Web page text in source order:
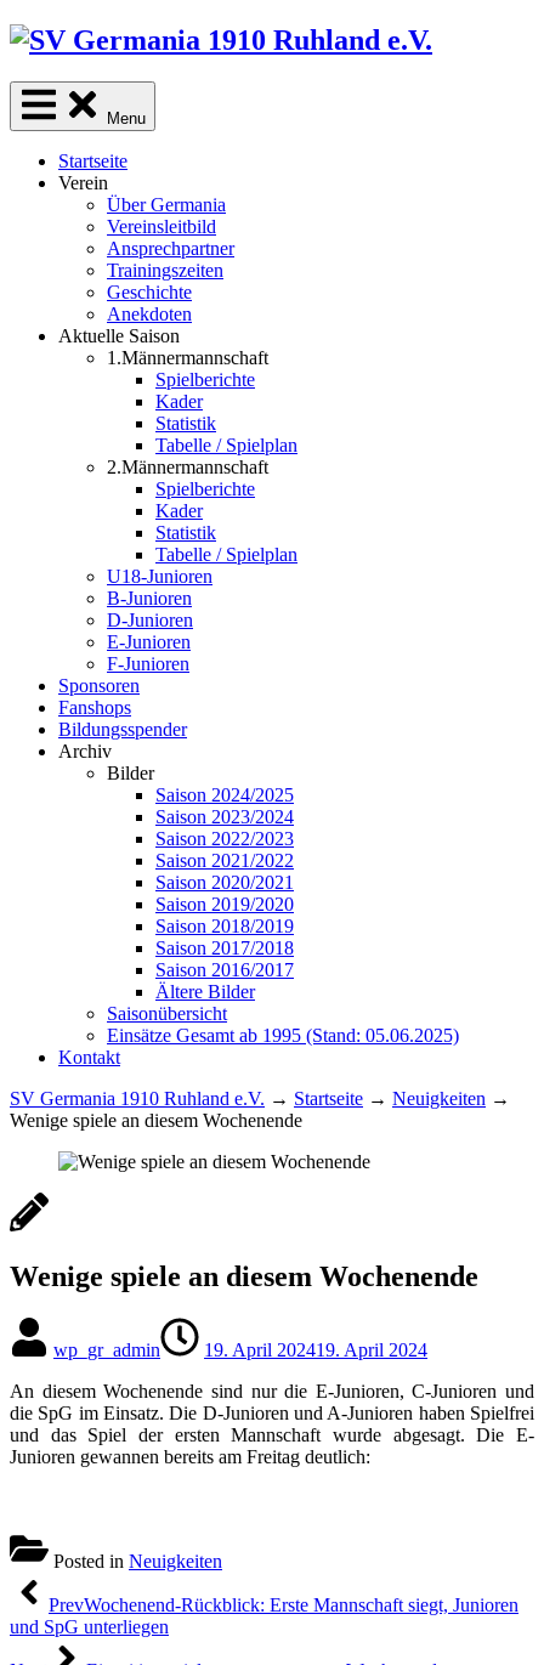
Skip
content
Menu
Startseite
Verein
Über Germania
Vereinsleitbild
Ansprechpartner
Trainingszeiten
Geschichte
Anekdoten
Aktuelle Saison
1.Männermannschaft
Spielberichte
Kader
Statistik
Tabelle / Spielplan
2.Männermannschaft
Spielberichte
Kader
Statistik
Tabelle / Spielplan
U18-Junioren
B-Junioren
D-Junioren
E-Junioren
F-Junioren
Sponsoren
Fanshops
Bildungsspender
Archiv
Bilder
Saison 2024/2025
Saison 2023/2024
Saison 2022/2023
Saison 2021/2022
Saison 2020/2021
Saison 2019/2020
Saison 2018/2019
Saison 2017/2018
Saison 2016/2017
Ältere Bilder
Saisonübersicht
Einsätze Gesamt ab 1995 (Stand: 05.06.2025)
Kontakt
SV Germania 1910 Ruhland e.V. → Startseite → Neuigkeiten →
Wenige spiele an diesem Wochenende
Wenige spiele an diesem Wochenende
wp_gr_admin 19. April 202419. April 2024
An diesem Wochenende sind nur die E-Junioren, C-Junioren und
die SpG im Einsatz. Die D-Junioren und A-Junioren haben Spielfrei
und das Spiel der ersten Mannschaft wurde abgesagt. Die E-
Junioren gewannen bereits am Freitag deutlich:
Posted in Neuigkeiten
Beitragsnavigation
PrevWochenend-Rückblick: Erste Mannschaft siegt, Junioren
und SpG unterliegen